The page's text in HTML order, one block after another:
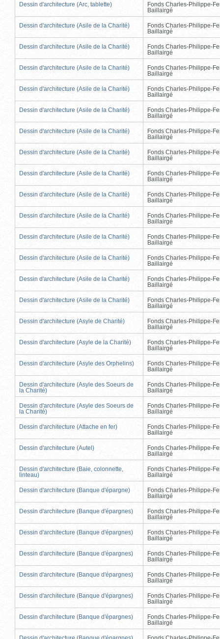
Dessin d'architecture (Arc, tablette)
Fonds Charles-Philippe-
Baillairgé
Dessin d'architecture (Asile de la Charité)
Fonds Charles-Philippe-
Baillairgé
Dessin d'architecture (Asile de la Charité)
Fonds Charles-Philippe-
Baillairgé
Dessin d'architecture (Asile de la Charité)
Fonds Charles-Philippe-
Baillairgé
Dessin d'architecture (Asile de la Charité)
Fonds Charles-Philippe-
Baillairgé
Dessin d'architecture (Asile de la Charité)
Fonds Charles-Philippe-
Baillairgé
Dessin d'architecture (Asile de la Charité)
Fonds Charles-Philippe-
Baillairgé
Dessin d'architecture (Asile de la Charité)
Fonds Charles-Philippe-
Baillairgé
Dessin d'architecture (Asile de la Charité)
Fonds Charles-Philippe-
Baillairgé
Dessin d'architecture (Asile de la Charité)
Fonds Charles-Philippe-
Baillairgé
Dessin d'architecture (Asile de la Charité)
Fonds Charles-Philippe-
Baillairgé
Dessin d'architecture (Asile de la Charité)
Fonds Charles-Philippe-
Baillairgé
Dessin d'architecture (Asile de la Charité)
Fonds Charles-Philippe-
Baillairgé
Dessin d'architecture (Asile de la Charité)
Fonds Charles-Philippe-
Baillairgé
Dessin d'architecture (Asile de la Charité)
Fonds Charles-Philippe-
Baillairgé
Dessin d'architecture (Asyle de Charité)
Fonds Charles-Philippe-
Baillairgé
Dessin d'architecture (Asyle de la Charité)
Fonds Charles-Philippe-
Baillairgé
Dessin d'architecture (Asyle des Orphelins)
Fonds Charles-Philippe-
Baillairgé
Dessin d'architecture (Asyle des Soeurs de
la Charité)
Fonds Charles-Philippe-
Baillairgé
Dessin d'architecture (Asyle des Soeurs de
la Charité)
Fonds Charles-Philippe-
Baillairgé
Dessin d'architecture (Attache en fer)
Fonds Charles-Philippe-
Baillairgé
Dessin d'architecture (Autel)
Fonds Charles-Philippe-
Baillairgé
Dessin d'architecture (Baie, colonnette,
linteau)
Fonds Charles-Philippe-
Baillairgé
Dessin d'architecture (Banque d'épargne)
Fonds Charles-Philippe-
Baillairgé
Dessin d'architecture (Banque d'épargnes)
Fonds Charles-Philippe-
Baillairgé
Dessin d'architecture (Banque d'épargnes)
Fonds Charles-Philippe-
Baillairgé
Dessin d'architecture (Banque d'épargnes)
Fonds Charles-Philippe-
Baillairgé
Dessin d'architecture (Banque d'épargnes)
Fonds Charles-Philippe-
Baillairgé
Dessin d'architecture (Banque d'épargnes)
Fonds Charles-Philippe-
Baillairgé
Dessin d'architecture (Banque d'épargnes)
Fonds Charles-Philippe-
Baillairgé